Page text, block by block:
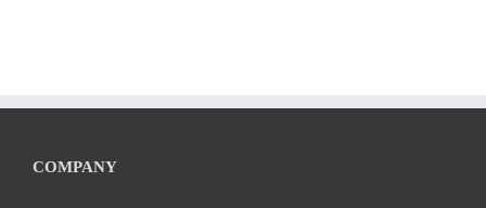
COMPANY